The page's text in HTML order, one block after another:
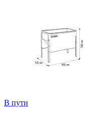
В пути